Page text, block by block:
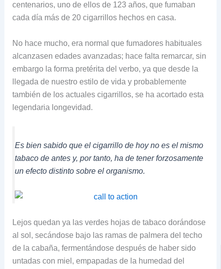
centenarios, uno de ellos de 123 años, que fumaban
cada día más de 20 cigarrillos hechos en casa.
No hace mucho, era normal que fumadores habituales
alcanzasen edades avanzadas; hace falta remarcar, sin
embargo la forma pretérita del verbo, ya que desde la
llegada de nuestro estilo de vida y probablemente
también de los actuales cigarrillos, se ha acortado esta
legendaria longevidad.
Es bien sabido que el cigarrillo de hoy no es el mismo
tabaco de antes y, por tanto, ha de tener forzosamente
un efecto distinto sobre el organismo.
Lejos quedan ya las verdes hojas de tabaco dorándose
al sol, secándose bajo las ramas de palmera del techo
de la cabaña, fermentándose después de haber sido
untadas con miel, empapadas de la humedad del